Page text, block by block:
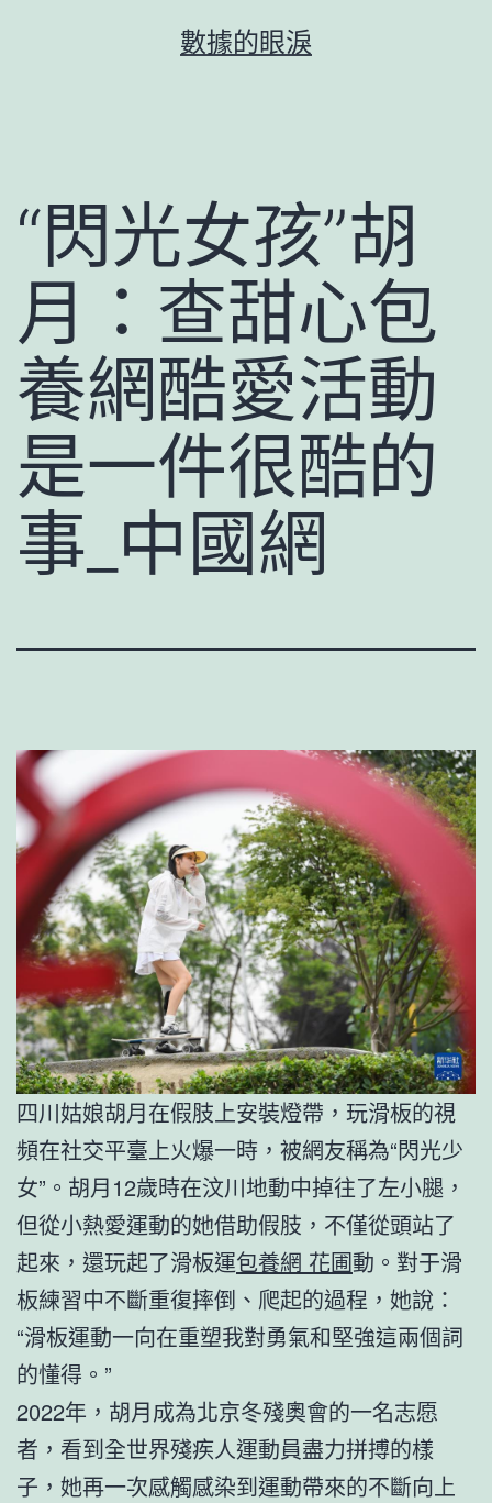
數據的眼淚
“閃光女孩”胡
月：查甜心包
養網酷愛活動
是一件很酷的
事_中國網
四川姑娘胡月在假肢上安裝燈帶，玩滑板的視
頻在社交平臺上火爆一時，被網友稱為“閃光少
女”。胡月12歲時在汶川地動中掉往了左小腿，
但從小熱愛運動的她借助假肢，不僅從頭站了
起來，還玩起了滑板運包養網 花圃動。對于滑
板練習中不斷重復摔倒、爬起的過程，她說：
“滑板運動一向在重塑我對勇氣和堅強這兩個詞
的懂得。”
2022年，胡月成為北京冬殘奧會的一名志愿
者，看到全世界殘疾人運動員盡力拼搏的樣
子，她再一次感觸感染到運動帶來的不斷向上